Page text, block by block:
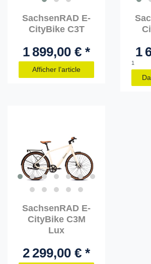
SachsenRAD E-
CityBike C3T
1 899,00 € *
Afficher l’article
1
1
SachsenRAD E-
CityBike C3M
Lux
2 299,00 € *